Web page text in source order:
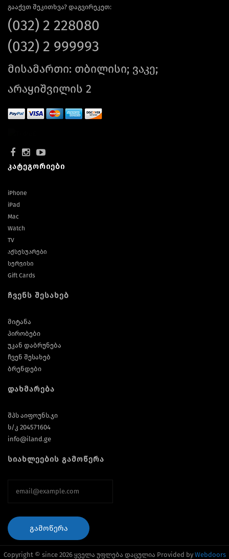
გააქვთ შეკითხვა? დაგვირეკეთ:
(032) 2 228080
(032) 2 999993
მისამართი: თბილისი; ვაკე;
არაყიშვილის 2
კატეგორიები
iPhone
iPad
Mac
Watch
TV
აქსესუარები
სერვისი
Gift Cards
ჩვენს შესახებ
მიტანა
პირობები
უკან დაბრუნება
ჩვენ შესახებ
ბრენდები
დახმარება
შპს აიფოუნს.ჯი
ს/კ 204571604
info@iland.ge
სიახლეების გამოწერა
ᲒᲐᲛᲝᲬᲔᲠᲐ
Copyright © since 2026 ყველა უფლება დაცულია Provided by Webdoors